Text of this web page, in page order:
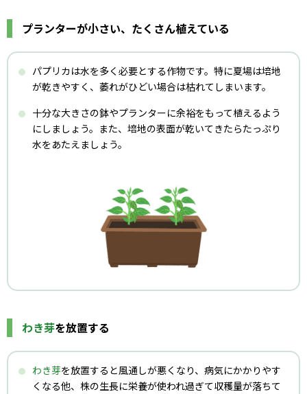
プランターが小さい、たくさん植えている
パプリカは水を多く必要とする作物です。特に夏場は培地
が乾きやすく、萎れがひどい場合は枯れてしまいます。
十分な大きさの鉢やプランターに余裕をもって植えるよう
にしましょう。また、培地の表面が乾いてきたらたっぷり
水をあたえましょう。
わき芽を放置する
わき芽を放置すると風通しが悪くなり、病気にかかりやす
くなる他、株の生長に栄養が使われ過ぎて収穫量が落ちて